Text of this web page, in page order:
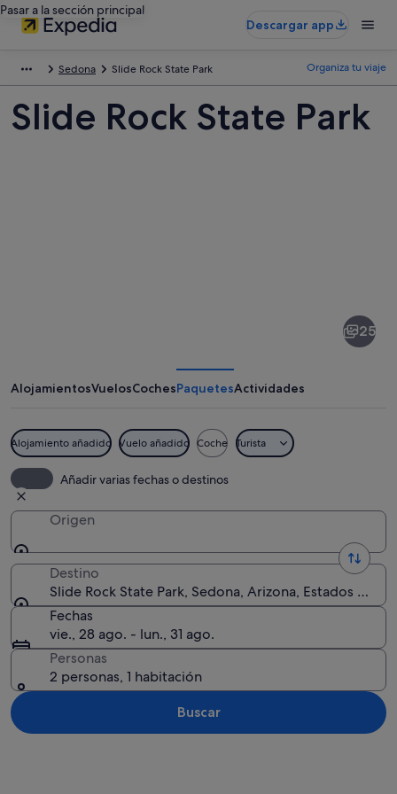
Pasar a la sección principal
Descargar app
Sedona Slide Rock State Park Organiza tu viaje
Slide Rock State Park
Park
25
AlojamientosVuelosCochesPaquetesActividades
Alojamiento añadido Vuelo añadido Coche Turista
Añadir varias fechas o destinos
Origen
Destino
Slide Rock State Park, Sedona, Arizona, Estados
Fechas
vie., 28 ago. - lun., 31 ago.
Personas
2 personas, 1 habitación
Buscar